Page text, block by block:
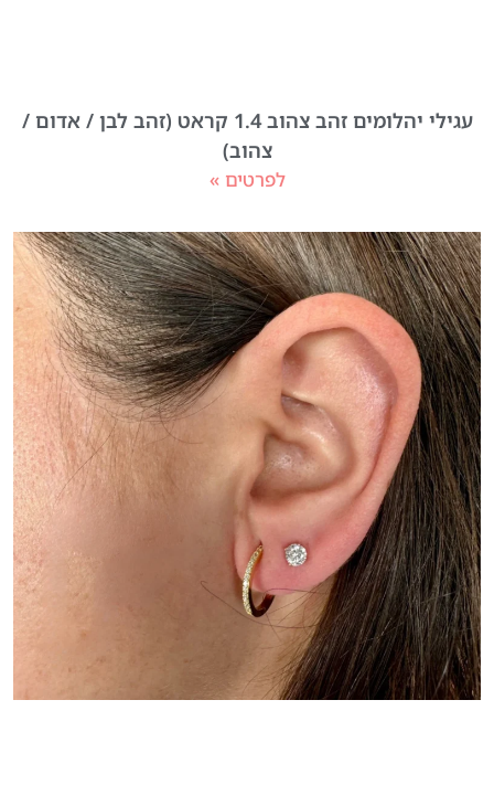
עגילי יהלומים זהב צהוב 1.4 קראט (זהב לבן / אדום /
צהוב)
לפרטים »